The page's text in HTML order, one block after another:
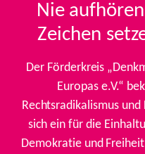
Nie
Zeichen
Der Förderkreis
Europas e.V.“
Rechtsradikalismus
sich ein für die
Demokratie und